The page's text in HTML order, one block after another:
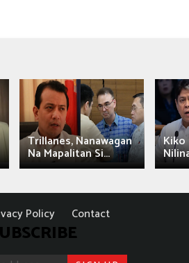
Trillanes, Nanawagan
Na Mapalitan Si...
Kiko
Policy Contact